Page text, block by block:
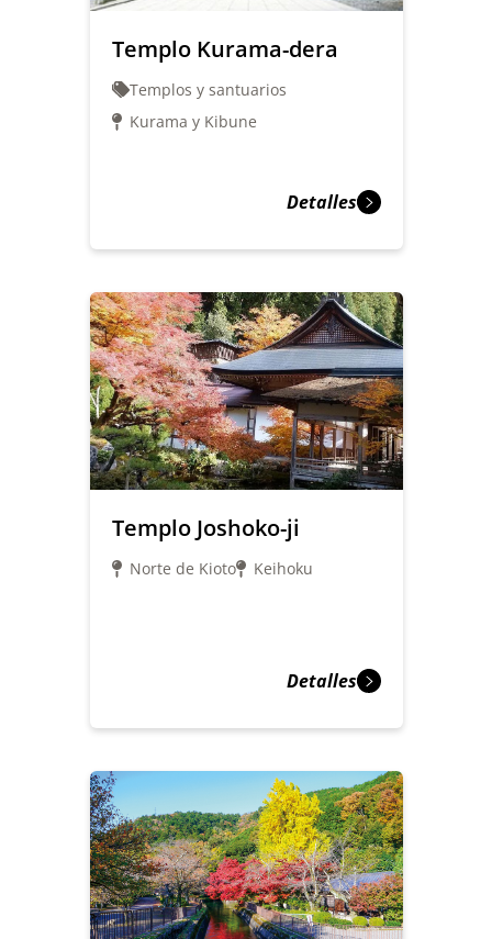
Templo Kurama-dera
Templos y santuarios
Kurama y Kibune
Detalles
Templo Joshoko-ji
Norte de Kioto Keihoku
Detalles